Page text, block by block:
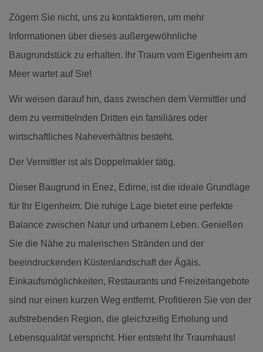
Zögern Sie nicht, uns zu kontaktieren, um mehr
Informationen über dieses außergewöhnliche
Baugrundstück zu erhalten. Ihr Traum vom Eigenheim am
Meer wartet auf Sie!
Wir weisen darauf hin, dass zwischen dem Vermittler und
dem zu vermittelnden Dritten ein familiäres oder
wirtschaftliches Naheverhältnis besteht.
Der Vermittler ist als Doppelmakler tätig.
Dieser Baugrund in Enez, Edirne, ist die ideale Grundlage
für Ihr Eigenheim. Die ruhige Lage bietet eine perfekte
Balance zwischen Natur und urbanem Leben. Genießen
Sie die Nähe zu malerischen Stränden und der
beeindruckenden Küstenlandschaft der Ägäis.
Einkaufsmöglichkeiten, Restaurants und Freizeitangebote
sind nur einen kurzen Weg entfernt. Profitieren Sie von der
aufstrebenden Region, die gleichzeitig Erholung und
Lebensqualität verspricht. Hier entsteht Ihr Traumhaus!